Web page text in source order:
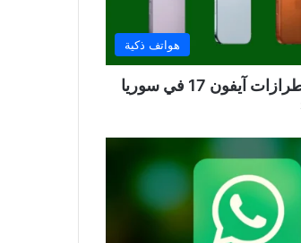
هواتف ذكية
آيفون 17 في سوريا